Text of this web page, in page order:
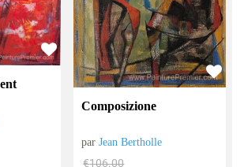
Composizione
parJean Bertholle
€106.00